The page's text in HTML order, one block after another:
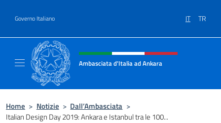
Governo Italiano IT TR
Intestazione sito, social e menù
Ambasciata d'Italia ad Ankara
Home > Notizie > Dall’Ambasciata >
Italian Design Day 2019: Ankara e Istanbul tra le 100...